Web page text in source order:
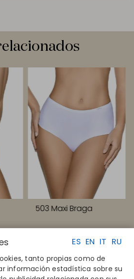
503 Maxi Braga
ES EN IT RU
tanto propias como de
información estadística sobre su